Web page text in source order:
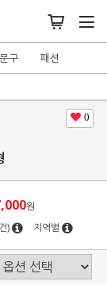
문구 패션
0
원
) 지역별